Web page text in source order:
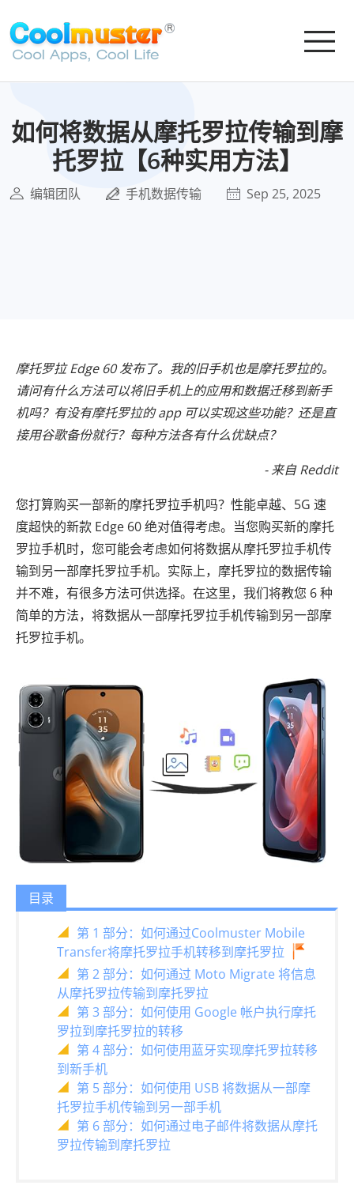
如何将数据从摩托罗拉传输到摩
托罗拉【6种实用方法】
编辑团队 手机数据传输 Sep 25, 2025
摩托罗拉 Edge 60 发布了。我的旧手机也是摩托罗拉的。
请问有什么方法可以将旧手机上的应用和数据迁移到新手
机吗？有没有摩托罗拉的 app 可以实现这些功能？还是直
接用谷歌备份就行？每种方法各有什么优缺点？
- 来自 Reddit
您打算购买一部新的摩托罗拉手机吗？性能卓越、5G 速
度超快的新款 Edge 60 绝对值得考虑。当您购买新的摩托
罗拉手机时，您可能会考虑如何将数据从摩托罗拉手机传
输到另一部摩托罗拉手机。实际上，摩托罗拉的数据传输
并不难，有很多方法可供选择。在这里，我们将教您 6 种
简单的方法，将数据从一部摩托罗拉手机传输到另一部摩
托罗拉手机。
目录
第 1 部分：如何通过Coolmuster Mobile
Transfer将摩托罗拉手机转移到摩托罗拉
第 2 部分：如何通过 Moto Migrate 将信息
从摩托罗拉传输到摩托罗拉
第 3 部分：如何使用 Google 帐户执行摩托
罗拉到摩托罗拉的转移
第 4 部分：如何使用蓝牙实现摩托罗拉转移
到新手机
第 5 部分：如何使用 USB 将数据从一部摩
托罗拉手机传输到另一部手机
第 6 部分：如何通过电子邮件将数据从摩托
罗拉传输到摩托罗拉